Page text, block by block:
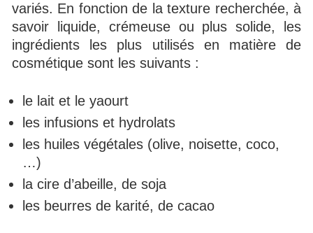
variés. En fonction de la texture recherchée, à
savoir liquide, crémeuse ou plus solide, les
ingrédients les plus utilisés en matière de
cosmétique sont les suivants :
le lait et le yaourt
les infusions et hydrolats
les huiles végétales (olive, noisette, coco,
…)
la cire d’abeille, de soja
les beurres de karité, de cacao